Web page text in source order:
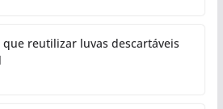
reutilizar luvas descartáveis